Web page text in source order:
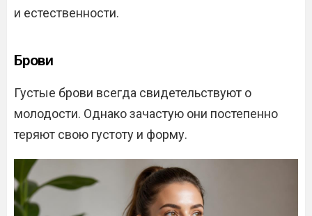
и естественности.
Брови
Густые брови всегда свидетельствуют о
молодости. Однако зачастую они постепенно
теряют свою густоту и форму.